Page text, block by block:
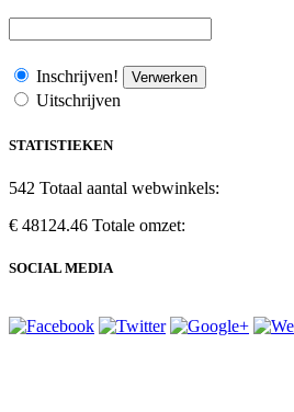
Inschrijven! Verwerken
Uitschrijven
STATISTIEKEN
542 Totaal aantal webwinkels:
€ 48124.46 Totale omzet:
SOCIAL MEDIA